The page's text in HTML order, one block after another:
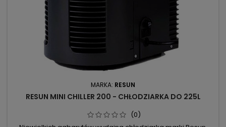
MARKA: RESUN
RESUN MINI CHILLER 200 - CHŁODZIARKA DO 225L
(0)